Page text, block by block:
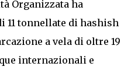
Organizzata ha
11 tonnellate di hashish
a vela di oltre 19
internazionali e